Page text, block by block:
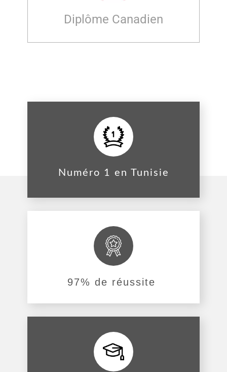
Diplôme Canadien
Numéro 1 en Tunisie
97% de réussite